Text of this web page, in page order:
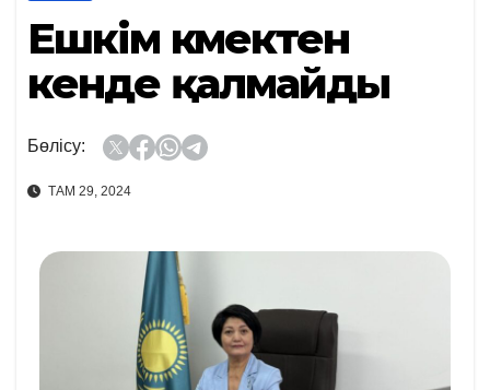
Ешкім көмектен
кенде қалмайды
Бөлісу:
ТАМ 29, 2024